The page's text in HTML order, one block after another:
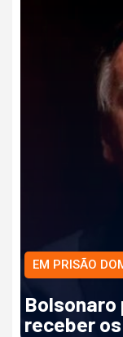
EM PRISÃO
Bolsonaro
receber